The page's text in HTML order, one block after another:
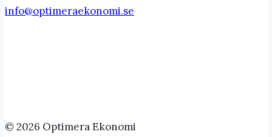
info@optimeraekonomi.se
© 2026 Optimera Ekonomi